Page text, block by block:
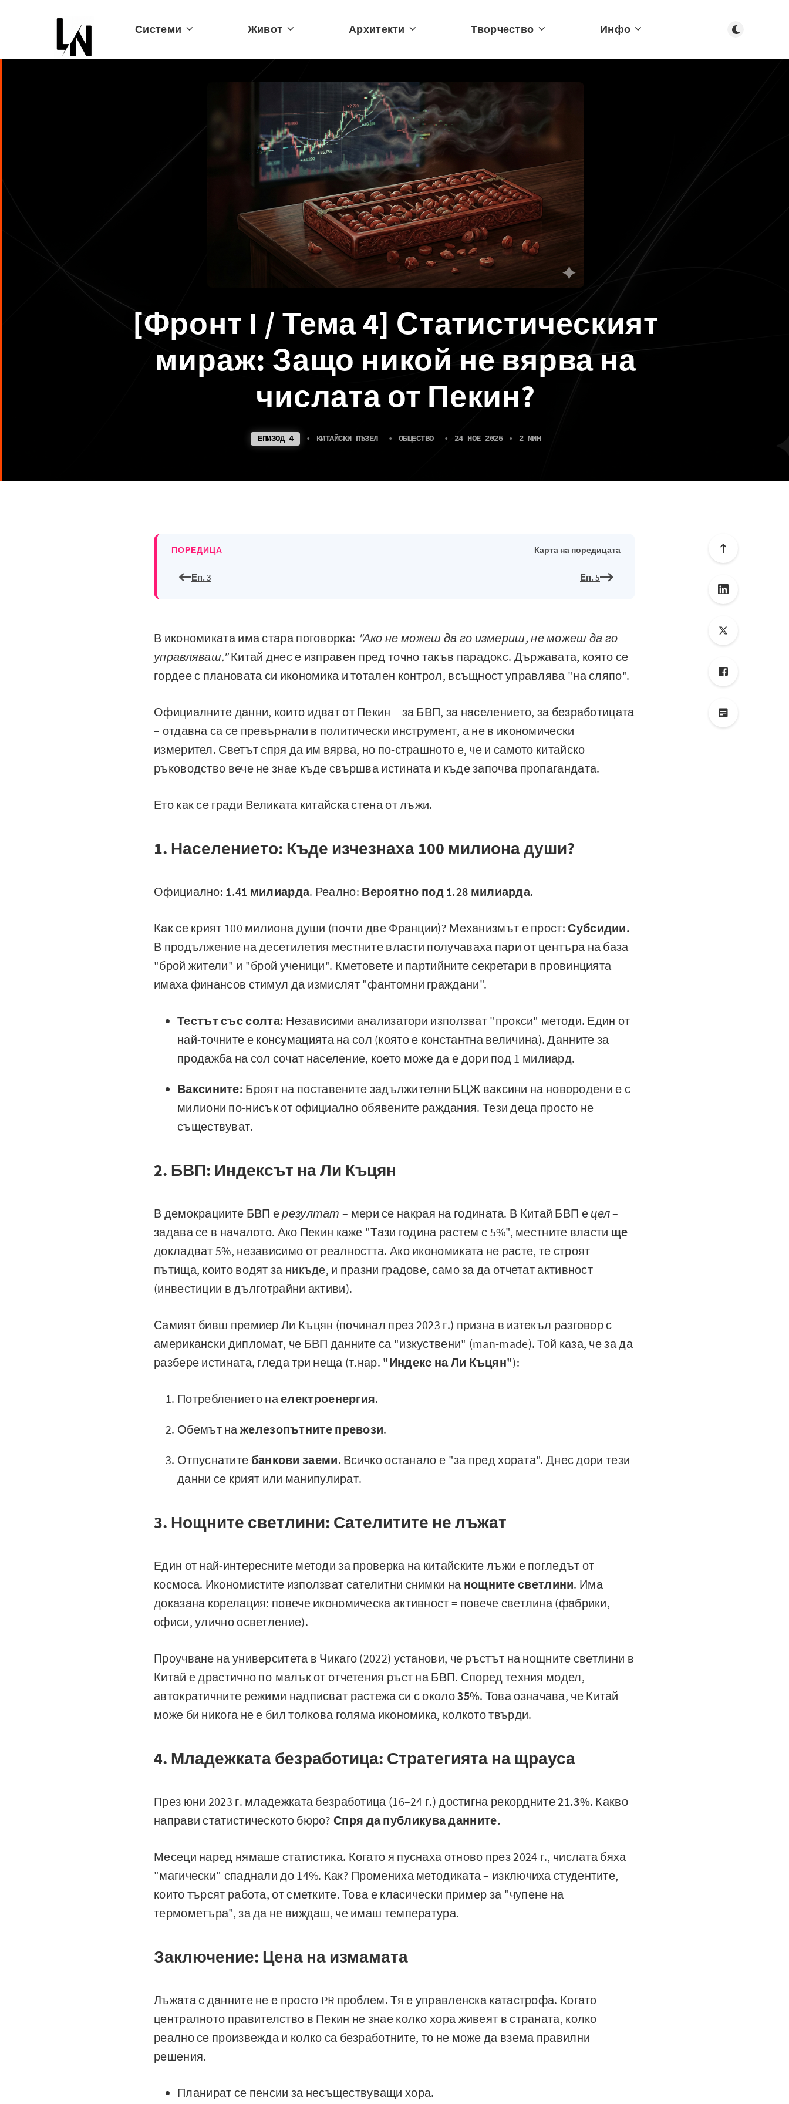
Системи Живот Архитекти Творчество Инфо Тъмен режим
[Фронт I / Тема 4] Статистическият
мираж: Защо никой не вярва на
числата от Пекин?
ЕПИЗОД 4 • КИТАЙСКИ ПЪЗЕЛ • ОБЩЕСТВО • 24 НОЕ 2025 • 2 МИН
ПОРЕДИЦА Карта на поредицата
Еп. 3 Еп. 5
В икономиката има стара поговорка: "Ако не можеш да го измериш, не можеш да го
управляваш."Китай днес е изправен пред точно такъв парадокс. Държавата, която се
гордее с плановата си икономика и тотален контрол, всъщност управлява "на сляпо".
Официалните данни, които идват от Пекин – за БВП, за населението, за безработицата
– отдавна са се превърнали в политически инструмент, а не в икономически
измерител. Светът спря да им вярва, но по-страшното е, че и самото китайско
ръководство вече не знае къде свършва истината и къде започва пропагандата.
Ето как се гради Великата китайска стена от лъжи.
1. Населението: Къде изчезнаха 100 милиона души?
Официално: 1.41 милиарда. Реално: Вероятно под 1.28 милиарда.
Как се крият 100 милиона души (почти две Франции)? Механизмът е прост:Субсидии.
В продължение на десетилетия местните власти получаваха пари от центъра на база
"брой жители" и "брой ученици". Кметовете и партийните секретари в провинцията
имаха финансов стимул да измислят "фантомни граждани".
Тестът със солта: Независими анализатори използват "прокси" методи. Един от
най-точните е консумацията на сол (която е константна величина). Данните за
продажба на сол сочат население, което може да е дори под 1 милиард.
Ваксините: Броят на поставените задължителни БЦЖ ваксини на новородени е с
милиони по-нисък от официално обявените раждания. Тези деца просто не
съществуват.
2. БВП: Индексът на Ли Къцян
В демокрациите БВП ерезултат – мери се накрая на годината. В Китай БВП е цел–
задава се в началото. Ако Пекин каже "Тази година растем с 5%", местните власти ще
докладват 5%, независимо от реалността. Ако икономиката не расте, те строят
пътища, които водят за никъде, и празни градове, само за да отчетат активност
(инвестиции в дълготрайни активи).
Самият бивш премиер Ли Къцян (починал през 2023 г.) призна в изтекъл разговор с
американски дипломат, че БВП данните са "изкуствени" (man-made). Той каза, че за да
разбере истината, гледа три неща (т.нар. "Индекс на Ли Къцян"):
Потреблението наелектроенергия.
Обемът нажелезопътните превози.
Отпуснатите банкови заеми. Всичко останало е "за пред хората". Днес дори тези
данни се крият или манипулират.
3. Нощните светлини: Сателитите не лъжат
Един от най-интересните методи за проверка на китайските лъжи е погледът от
космоса. Икономистите използват сателитни снимки на нощните светлини. Има
доказана корелация: повече икономическа активност = повече светлина (фабрики,
офиси, улично осветление).
Проучване на университета в Чикаго (2022) установи, че ръстът на нощните светлини в
Китай е драстично по-малък от отчетения ръст на БВП. Според техния модел,
автократичните режими надписват растежа си с около35%. Това означава, че Китай
може би никога не е бил толкова голяма икономика, колкото твърди.
4. Младежката безработица: Стратегията на щрауса
През юни 2023 г. младежката безработица (16–24 г.) достигна рекордните21.3%. Какво
направи статистическото бюро? Спря да публикува данните.
Месеци наред нямаше статистика. Когато я пуснаха отново през 2024 г., числата бяха
"магически" спаднали до 14%. Как? Промениха методиката – изключиха студентите,
които търсят работа, от сметките. Това е класически пример за "чупене на
термометъра", за да не виждаш, че имаш температура.
Заключение: Цена на измамата
Лъжата с данните не е просто PR проблем. Тя е управленска катастрофа. Когато
централното правителство в Пекин не знае колко хора живеят в страната, колко
реално се произвежда и колко са безработните, то не може да взема правилни
решения.
Планират се пенсии за несъществуващи хора.